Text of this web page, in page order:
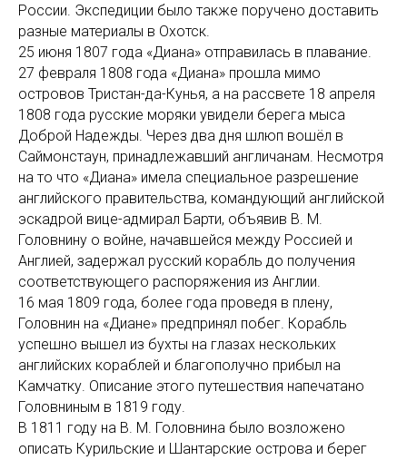
России. Экспедиции было также поручено доставить
разные материалы в Охотск.
25 июня 1807 года «Диана» отправилась в плавание.
27 февраля 1808 года «Диана» прошла мимо
островов Тристан-да-Кунья, а на рассвете 18 апреля
1808 года русские моряки увидели берега мыса
Доброй Надежды. Через два дня шлюп вошёл в
Саймонстаун, принадлежавший англичанам. Несмотря
на то что «Диана» имела специальное разрешение
английского правительства, командующий английской
эскадрой вице-адмирал Барти, объявив В. М.
Головнину о войне, начавшейся между Россией и
Англией, задержал русский корабль до получения
соответствующего распоряжения из Англии.
16 мая 1809 года, более года проведя в плену,
Головнин на «Диане» предпринял побег. Корабль
успешно вышел из бухты на глазах нескольких
английских кораблей и благополучно прибыл на
Камчатку. Описание этого путешествия напечатано
Головниным в 1819 году.
В 1811 году на В. М. Головнина было возложено
описать Курильские и Шантарские острова и берег